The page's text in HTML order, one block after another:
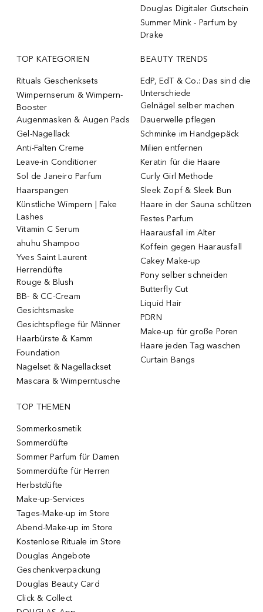
Douglas Digitaler Gutschein
Summer Mink - Parfum by
Drake
TOP KATEGORIEN
Rituals Geschenksets
Wimpernserum & Wimpern-
Booster
Augenmasken & Augen Pads
Gel-Nagellack
Anti-Falten Creme
Leave-in Conditioner
Sol de Janeiro Parfum
Haarspangen
Künstliche Wimpern | Fake
Lashes
Vitamin C Serum
ahuhu Shampoo
Yves Saint Laurent
Herrendüfte
Rouge & Blush
BB- & CC-Cream
Gesichtsmaske
Gesichtspflege für Männer
Haarbürste & Kamm
Foundation
Nagelset & Nagellackset
Mascara & Wimperntusche
BEAUTY TRENDS
EdP, EdT & Co.: Das sind die
Unterschiede
Gelnägel selber machen
Dauerwelle pflegen
Schminke im Handgepäck
Milien entfernen
Keratin für die Haare
Curly Girl Methode
Sleek Zopf & Sleek Bun
Haare in der Sauna schützen
Festes Parfum
Haarausfall im Alter
Koffein gegen Haarausfall
Cakey Make-up
Pony selber schneiden
Butterfly Cut
Liquid Hair
PDRN
Make-up für große Poren
Haare jeden Tag waschen
Curtain Bangs
TOP THEMEN
Sommerkosmetik
Sommerdüfte
Sommer Parfum für Damen
Sommerdüfte für Herren
Herbstdüfte
Make-up-Services
Tages-Make-up im Store
Abend-Make-up im Store
Kostenlose Rituale im Store
Douglas Angebote
Geschenkverpackung
Douglas Beauty Card
Click & Collect